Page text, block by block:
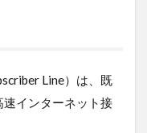
Line）は、既
インターネット接